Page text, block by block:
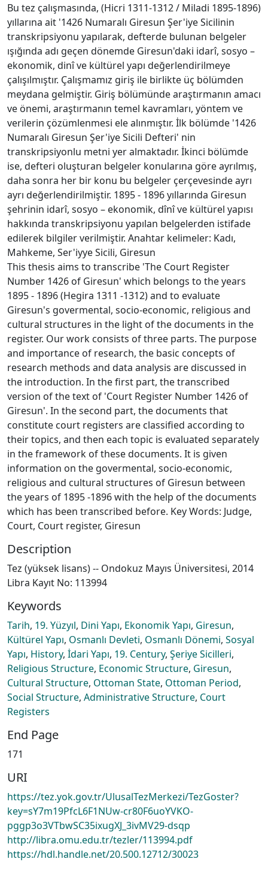
Bu tez çalışmasında, (Hicri 1311-1312 / Miladi 1895-1896)
yıllarına ait '1426 Numaralı Giresun Şer'iye Sicilinin
transkripsiyonu yapılarak, defterde bulunan belgeler
ışığında adı geçen dönemde Giresun'daki idarî, sosyo –
ekonomik, dinî ve kültürel yapı değerlendirilmeye
çalışılmıştır. Çalışmamız giriş ile birlikte üç bölümden
meydana gelmiştir. Giriş bölümünde araştırmanın amacı
ve önemi, araştırmanın temel kavramları, yöntem ve
verilerin çözümlenmesi ele alınmıştır. İlk bölümde '1426
Numaralı Giresun Şer'iye Sicili Defteri' nin
transkripsiyonlu metni yer almaktadır. İkinci bölümde
ise, defteri oluşturan belgeler konularına göre ayrılmış,
daha sonra her bir konu bu belgeler çerçevesinde ayrı
ayrı değerlendirilmiştir. 1895 - 1896 yıllarında Giresun
şehrinin idarî, sosyo – ekonomik, dînî ve kültürel yapısı
hakkında transkripsiyonu yapılan belgelerden istifade
edilerek bilgiler verilmiştir. Anahtar kelimeler: Kadı,
Mahkeme, Ser'iyye Sicili, Giresun
This thesis aims to transcribe 'The Court Register
Number 1426 of Giresun' which belongs to the years
1895 - 1896 (Hegira 1311 -1312) and to evaluate
Giresun's govermental, socio-economic, religious and
cultural structures in the light of the documents in the
register. Our work consists of three parts. The purpose
and importance of research, the basic concepts of
research methods and data analysis are discussed in
the introduction. In the first part, the transcribed
version of the text of 'Court Register Number 1426 of
Giresun'. In the second part, the documents that
constitute court registers are classified according to
their topics, and then each topic is evaluated separately
in the framework of these documents. It is given
information on the govermental, socio-economic,
religious and cultural structures of Giresun between
the years of 1895 -1896 with the help of the documents
which has been transcribed before. Key Words: Judge,
Court, Court register, Giresun
Description
Tez (yüksek lisans) -- Ondokuz Mayıs Üniversitesi, 2014
Libra Kayıt No: 113994
Keywords
Tarih, 19. Yüzyıl, Dini Yapı, Ekonomik Yapı, Giresun,
Kültürel Yapı, Osmanlı Devleti, Osmanlı Dönemi, Sosyal
Yapı, History, İdari Yapı, 19. Century, Şeriye Sicilleri,
Religious Structure, Economic Structure, Giresun,
Cultural Structure, Ottoman State, Ottoman Period,
Social Structure, Administrative Structure, Court
Registers
End Page
171
URI
https://tez.yok.gov.tr/UlusalTezMerkezi/TezGoster?
key=sY7m19PfcL6F1NUw-cr80F6uoYVKO-
pggp3o3VTbwSC35ixugXJ_3ivMV29-dsqp
http://libra.omu.edu.tr/tezler/113994.pdf
https://hdl.handle.net/20.500.12712/30023